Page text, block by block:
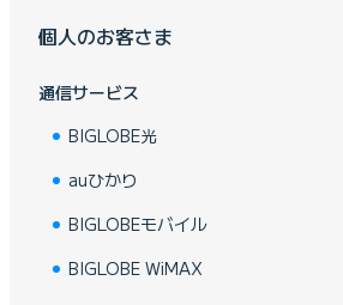
個人のお客さま
通信サービス
BIGLOBE光
auひかり
BIGLOBEモバイル
BIGLOBE WiMAX